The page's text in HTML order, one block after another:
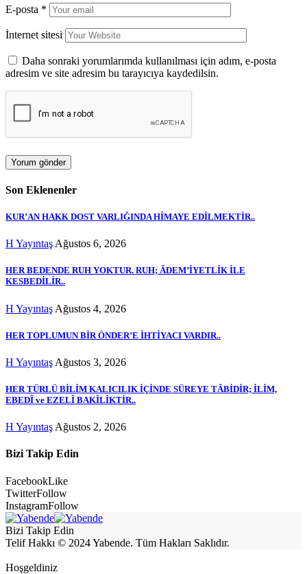
E-posta *
İnternet sitesi
Daha sonraki yorumlarımda kullanılması için adım, e-posta
adresim ve site adresim bu tarayıcıya kaydedilsin.
Son Eklenenler
KUR’AN HAKK DOST VARLIĞINDA HİMAYE EDİLMEKTİR..
H Yayıntaş Ağustos 6, 2026
HER BEDENDE RUH YOKTUR. RUH; ÂDEM’İYETLİK İLE
KESBEDİLİR..
H Yayıntaş Ağustos 4, 2026
HER TOPLUMUN BİR ÖNDER’E İHTİYACI VARDIR..
H Yayıntaş Ağustos 3, 2026
HER TÜRLÜ BİLİM KALICILIK İÇİNDE SÜREYE TÂBİDİR; İLİM,
EBEDÎ ve EZELÎ BAKÎLİKTİR..
H Yayıntaş Ağustos 2, 2026
Bizi Takip Edin
FacebookLike
TwitterFollow
InstagramFollow
Bizi Takip Edin
Telif Hakkı © 2024 Yabende. Tüm Hakları Saklıdır.
Hoşgeldiniz